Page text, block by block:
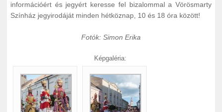
információért és jegyért keresse fel bizalommal a Vörösmarty
Színház jegyirodáját minden hétköznap, 10 és 18 óra között!
Fotók: Simon Erika
Képgaléria: